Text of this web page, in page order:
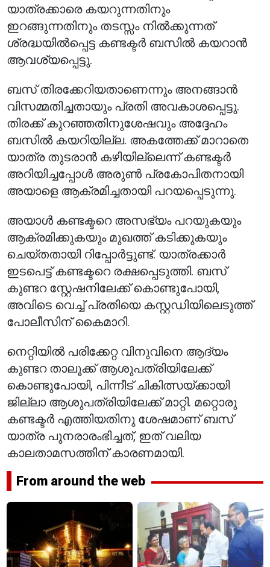
യാത്രക്കാരെ കയറുന്നതിനും
ഇറങ്ങുന്നതിനും തടസ്സം നിൽക്കുന്നത്
ശ്രദ്ധയിൽപ്പെട്ട കണ്ടക്ടർ ബസിൽ കയറാൻ
ആവശ്യപ്പെട്ടു.
ബസ് തിരക്കേറിയതാണെന്നും അനങ്ങാൻ
വിസമ്മതിച്ചതായും പ്രതി അവകാശപ്പെട്ടു.
തിരക്ക് കുറഞ്ഞതിനുശേഷവും അദ്ദേഹം
ബസിൽ കയറിയില്ല. അകത്തേക്ക് മാറാതെ
യാത്ര തുടരാൻ കഴിയില്ലെന്ന് കണ്ടക്ടർ
അറിയിച്ചപ്പോൾ അരുൺ പ്രകോപിതനായി
അയാളെ ആക്രമിച്ചതായി പറയപ്പെടുന്നു.
അയാൾ കണ്ടക്ടറെ അസഭ്യം പറയുകയും
ആക്രമിക്കുകയും മുഖത്ത് കടിക്കുകയും
ചെയ്തതായി റിപ്പോർട്ടുണ്ട്. യാത്രക്കാർ
ഇടപെട്ട് കണ്ടക്ടറെ രക്ഷപ്പെടുത്തി. ബസ്
കുണ്ടറ സ്റ്റേഷനിലേക്ക് കൊണ്ടുപോയി,
അവിടെ വെച്ച് പ്രതിയെ കസ്റ്റഡിയിലെടുത്ത്
പോലീസിന് കൈമാറി.
നെറ്റിയിൽ പരിക്കേറ്റ വിനുവിനെ ആദ്യം
കുണ്ടറ താലൂക്ക് ആശുപത്രിയിലേക്ക്
കൊണ്ടുപോയി, പിന്നീട് ചികിത്സയ്ക്കായി
ജില്ലാ ആശുപത്രിയിലേക്ക് മാറ്റി. മറ്റൊരു
കണ്ടക്ടർ എത്തിയതിനു ശേഷമാണ് ബസ്
യാത്ര പുനരാരംഭിച്ചത്, ഇത് വലിയ
കാലതാമസത്തിന് കാരണമായി.
From around the web